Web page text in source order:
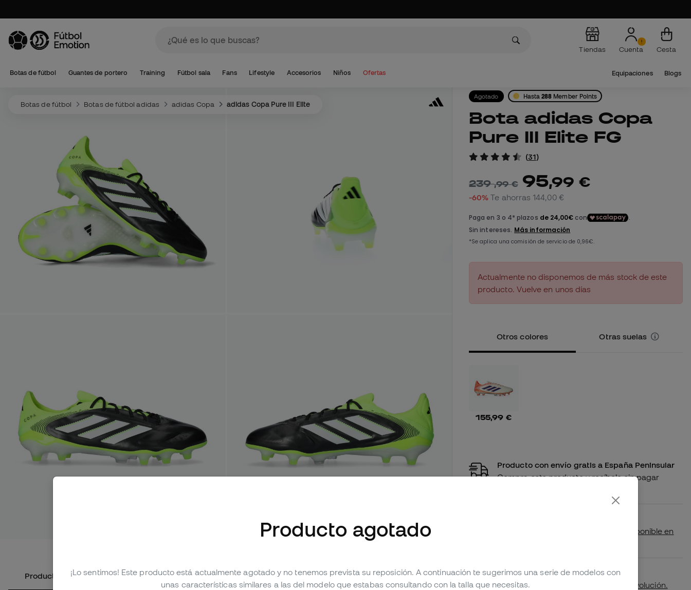
Tiendas Cuenta Cesta
Botas de fútbol Guantes de portero Training Fútbol sala Fans Lifestyle Accesorios Niños Ofertas Equipaciones Blogs
Botas de fútbol Botas de fútbol adidas adidas Copa adidas Copa Pure III Elite
Ver más imágenes (3)
Productos alternativos Sobre el producto Valoraciones (31) Tabla comparativa
Agotado Hasta288 Member Points
Bota adidas Copa
Pure III Elite FG
(31)
239,99 € 95,99 €
-60% Te ahorras 144,00 €
Actualmente no disponemos de más stock de este
producto. Vuelve en unos días
Otros colores Otras suelas
155,99 €
Producto con envío gratis a España Peninsular
Compra este producto y recíbelo sin pagar
Comprueba si este producto está disponible en
Primer cambio de talla gratuito.
Más detalles en nuestra
política de devolución.
Producto agotado
¡Lo sentimos! Este producto está actualmente agotado y no tenemos prevista su reposición. A continuación te sugerimos una serie de modelos con
unas características similares a las del modelo que estabas consultando con la talla que necesitas.